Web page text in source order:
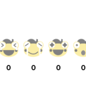
0 0 0 0